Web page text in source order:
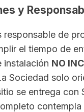
y
responsable de
el tiempo de
instalación NO
Sociedad solo
se entrega con